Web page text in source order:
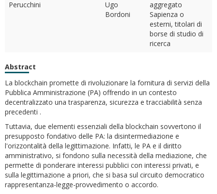
Perucchini
Ugo
Bordoni
aggregato
Sapienza o
esterni, titolari di
borse di studio di
ricerca
Abstract
La blockchain promette di rivoluzionare la fornitura di servizi della
Pubblica Amministrazione (PA) offrendo in un contesto
decentralizzato una trasparenza, sicurezza e tracciabilità senza
precedenti .
Tuttavia, due elementi essenziali della blockchain sovvertono il
presupposto fondativo delle PA: la disintermediazione e
l'orizzontalità della legittimazione. Infatti, le PA e il diritto
amministrativo, si fondono sulla necessità della mediazione, che
permette di ponderare interessi pubblici con interessi privati, e
sulla legittimazione a priori, che si basa sul circuito democratico
rappresentanza-legge-provvedimento o accordo.